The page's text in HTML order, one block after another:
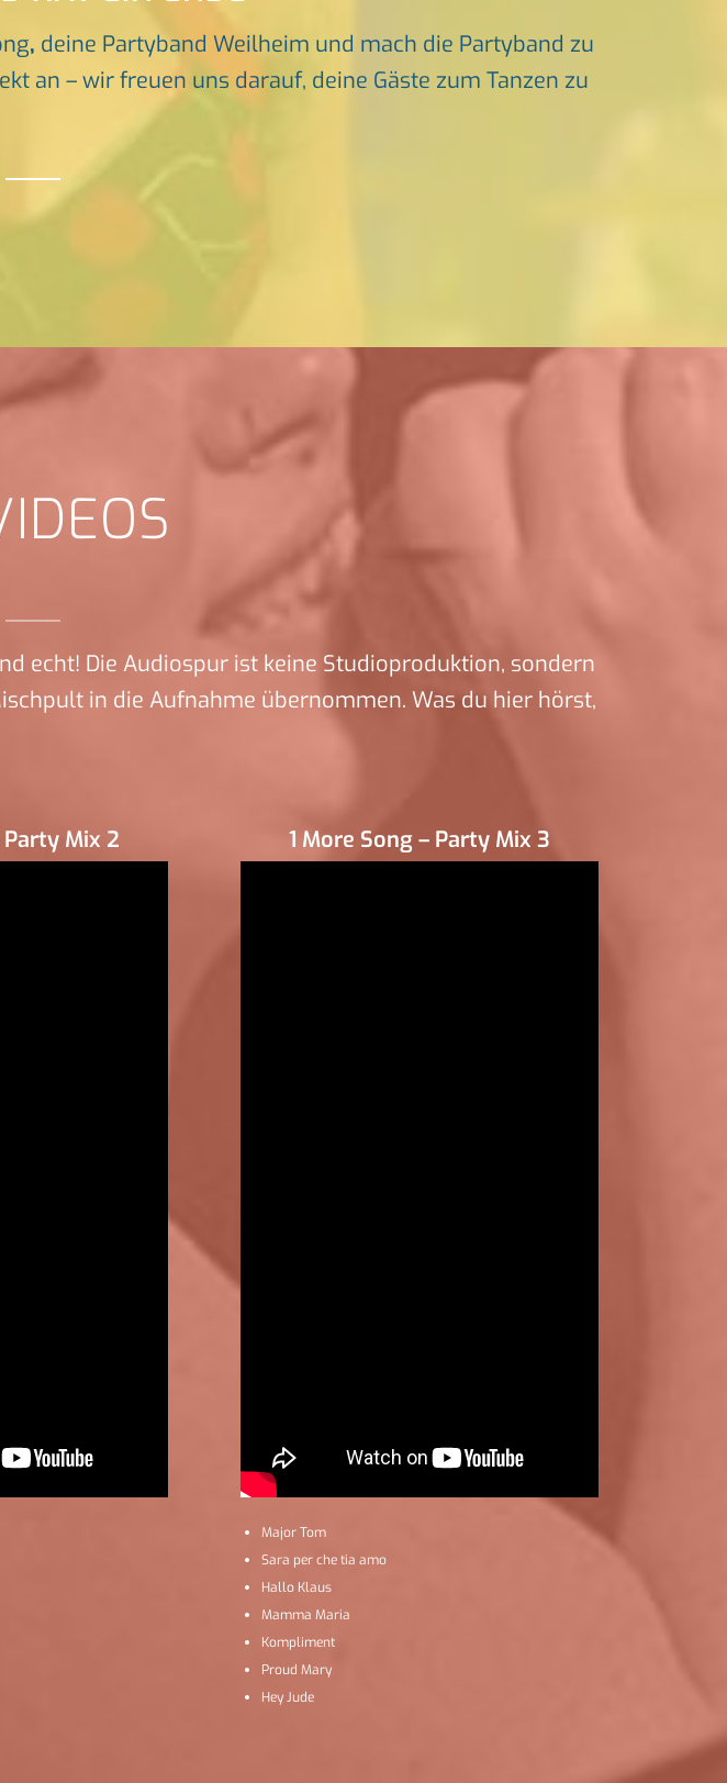
, deine Partyband Weilheim und mach die Partyband zu
an – wir freuen uns darauf, deine Gäste zum Tanzen zu
echt! Die Audiospur ist keine Studioproduktion, sondern
in die Aufnahme übernommen. Was du hier hörst,
Party Mix 2 1 More Song – Party Mix 3
Major Tom
Sara per che tia amo
Hallo Klaus
Mamma Maria
Kompliment
Proud Mary
Hey Jude